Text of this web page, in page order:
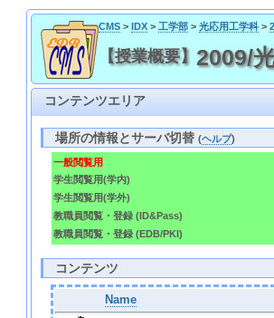
CMS> IDX> 工学部> 光応用工学科>
【授業概要】 2009/
コンテンツエリア
場所の情報とサーバ切替(ヘルプ)
一般閲覧用
学生閲覧用(学内)
学生閲覧用(学外)
教職員閲覧・登録 (ID&Pass)
教職員閲覧・登録 (EDB/PKI)
コンテンツ
Name